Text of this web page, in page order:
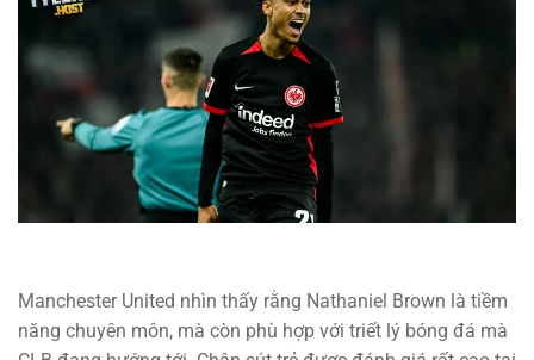
Manchester United nhìn thấy rằng Nathaniel Brown là tiềm
năng chuyên môn, mà còn phù hợp với triết lý bóng đá mà